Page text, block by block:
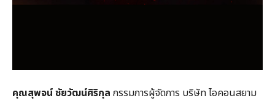
คุณสุพจน์ ชัยวัฒน์ศิริกุล กรรมการผู้จัดการ บริษัท ไอคอนสยาม